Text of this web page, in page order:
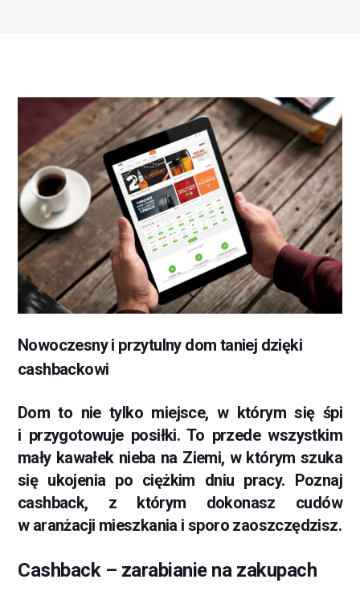
Nowoczesny i przytulny dom taniej dzięki
cashbackowi
Dom to nie tylko miejsce, w którym się śpi
i przygotowuje posiłki. To przede wszystkim
mały kawałek nieba na Ziemi, w którym szuka
się ukojenia po ciężkim dniu pracy. Poznaj
cashback, z którym dokonasz cudów
w aranżacji mieszkania i sporo zaoszczędzisz.
Cashback – zarabianie na zakupach